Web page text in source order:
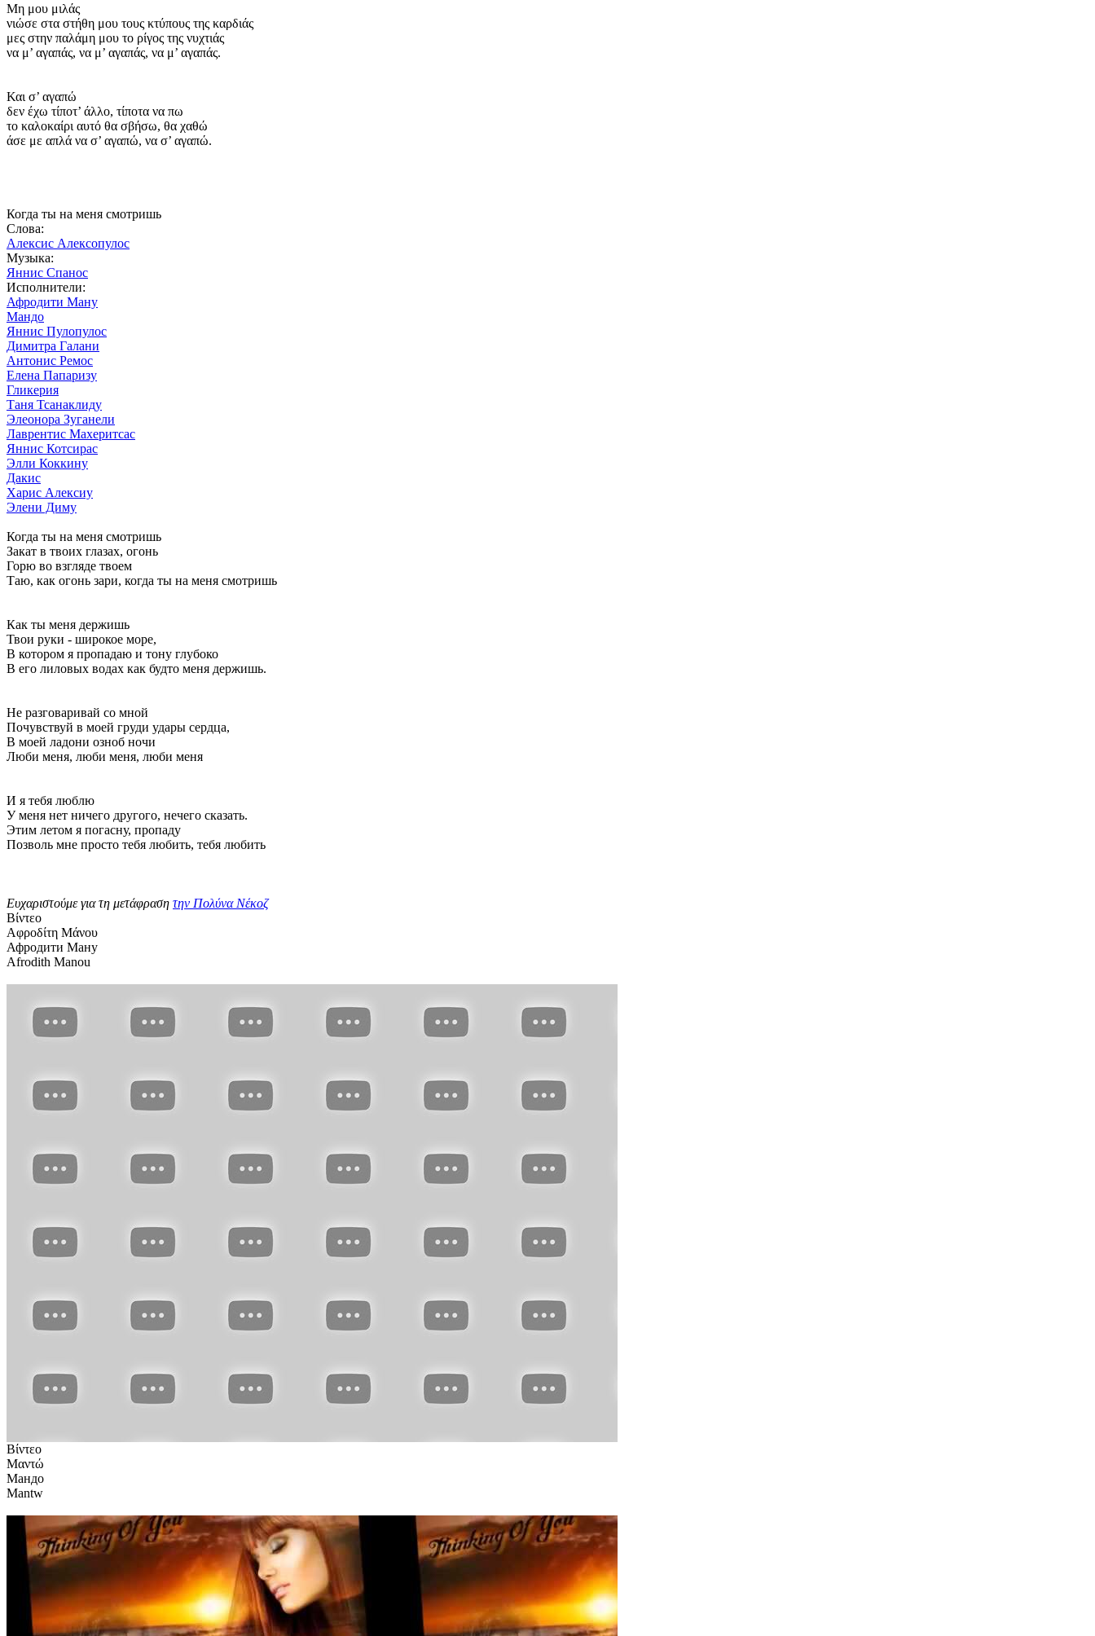
Μη μου μιλάς
νιώσε στα στήθη μου τους κτύπους της καρδιάς
μες στην παλάμη μου το ρίγος της νυχτιάς
να μ’ αγαπάς, να μ’ αγαπάς, να μ’ αγαπάς.
Και σ’ αγαπώ
δεν έχω τίποτ’ άλλο, τίποτα να πω
το καλοκαίρι αυτό θα σβήσω, θα χαθώ
άσε με απλά να σ’ αγαπώ, να σ’ αγαπώ.
Когда ты на меня смотришь
Слова:
Алексис Алексопулос
Музыка:
Яннис Спанос
Исполнители:
Афродити Ману
Мандо
Яннис Пулопулос
Димитра Галани
Антонис Ремос
Елена Папаризу
Гликерия
Таня Тсанаклиду
Элеонора Зуганели
Лаврентис Махеритсас
Яннис Котсирас
Элли Коккину
Дакис
Харис Алексиу
Элени Диму
Когда ты на меня смотришь
Закат в твоих глазах, огонь
Горю во взгляде твоем
Таю, как огонь зари, когда ты на меня смотришь
Как ты меня держишь
Твои руки - широкое море,
В котором я пропадаю и тону глубоко
В его лиловых водах как будто меня держишь.
Не разговаривай со мной
Почувствуй в моей груди удары сердца,
В моей ладони озноб ночи
Люби меня, люби меня, люби меня
И я тебя люблю
У меня нет ничего другого, нечего сказать.
Этим летом я погасну, пропаду
Позволь мне просто тебя любить, тебя любить
Ευχαριστούμε για τη μετάφραση την Πολύνα Νέκοζ
Βίντεο
Αφροδίτη Μάνου
Афродити Ману
Afrodith Manou
Βίντεο
Μαντώ
Мандо
Mantw